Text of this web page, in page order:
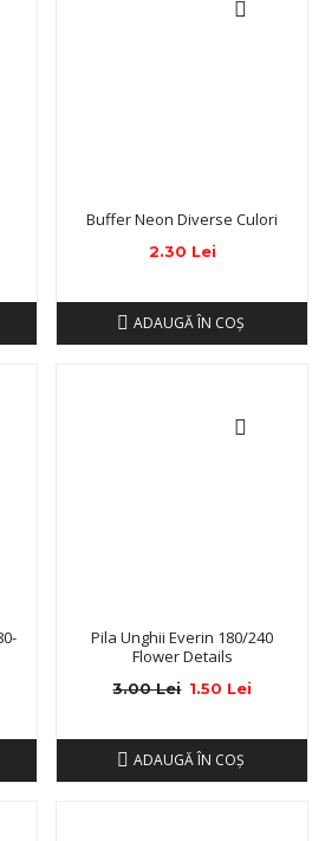
Buffer Neon Diverse Culori
2.30 Lei
ADAUGĂ ÎN COŞ
Pila Unghii Everin 180/240
Flower Details
1.50 Lei
3.00 Lei
ADAUGĂ ÎN COŞ